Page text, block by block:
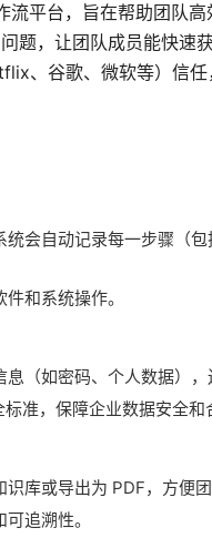
流平台，旨在帮助团队
题，让团队成员能快
、谷歌、微软等）信任
会自动记录每一步骤（
和系统操作。
（如密码、个人数据）
准，保障企业数据安全和
库或导出为 PDF，方便
追溯性。